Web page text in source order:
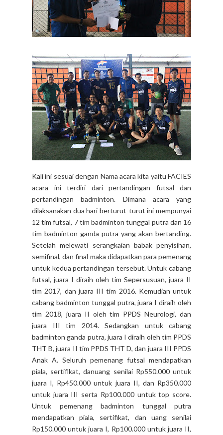
Kali ini sesuai dengan Nama acara kita yaitu FACIES
acara ini terdiri dari pertandingan futsal dan
pertandingan badminton. Dimana acara yang
dilaksanakan dua hari berturut-turut ini mempunyai
12 tim futsal, 7 tim badminton tunggal putra dan 16
tim badminton ganda putra yang akan bertanding.
Setelah melewati serangkaian babak penyisihan,
semifinal, dan final maka didapatkan para pemenang
untuk kedua pertandingan tersebut. Untuk cabang
futsal, juara I diraih oleh tim Sepersusuan, juara II
tim 2017, dan juara III tim 2016. Kemudian untuk
cabang badminton tunggal putra, juara I diraih oleh
tim 2018, juara II oleh tim PPDS Neurologi, dan
juara III tim 2014. Sedangkan untuk cabang
badminton ganda putra, juara I diraih oleh tim PPDS
THT B, juara II tim PPDS THT D, dan juara III PPDS
Anak A. Seluruh pemenang futsal mendapatkan
piala, sertifikat, danuang senilai Rp550.000 untuk
juara I, Rp450.000 untuk juara II, dan Rp350.000
untuk juara III serta Rp100.000 untuk top score.
Untuk pemenang badminton tunggal putra
mendapatkan piala, sertifikat, dan uang senilai
Rp150.000 untuk juara I, Rp100.000 untuk juara II,